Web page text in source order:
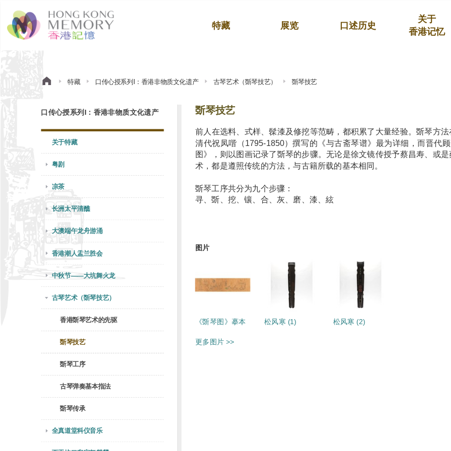
特藏 展览 口述历史
关于
香港记忆
特藏 口传心授系列I：香港非物质文化遗产 古琴艺术（斲琴技艺） 斲琴技艺
口传心授系列I：香港非物质文化遗产
关于特藏
粤剧
凉茶
长洲太平清醮
大澳端午龙舟游涌
香港潮人盂兰胜会
中秋节——大坑舞火龙
古琴艺术（斲琴技艺）
香港斲琴艺术的先驱
斲琴技艺
斲琴工序
古琴弹奏基本指法
斲琴传承
全真道堂科仪音乐
斲琴技艺
前人在选料、式样、髹漆及修挖等范畴，都积累了大量经验。斲琴方
清代祝凤喈（1795-1850）撰写的《与古斋琴谱》最为详细，而晋代
图》，则以图画记录了斲琴的步骤。无论是徐文镜传授予蔡昌寿、或
术，都是遵照传统的方法，与古籍所载的基本相同。
斲琴工序共分为九个步骤：
寻、斲、挖、镶、合、灰、磨、漆、絃
图片
《斲琴图》摹本 松风寒 (1) 松风寒 (2)
更多图片 >>